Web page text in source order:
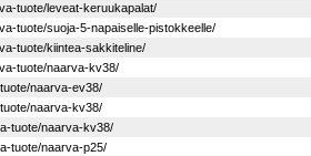
tuote/leveat-keruukapalat/
tuote/suoja-5-napaiselle-pistokkeelle/
tuote/kiintea-sakkiteline/
tuote/naarva-kv38/
naarva-ev38/
naarva-kv38/
tuote/naarva-kv38/
tuote/naarva-p25/